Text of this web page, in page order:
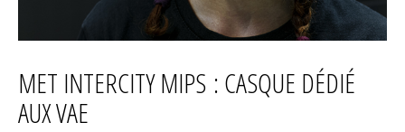
MET INTERCITY MIPS : CASQUE DÉDIÉ
AUX VAE